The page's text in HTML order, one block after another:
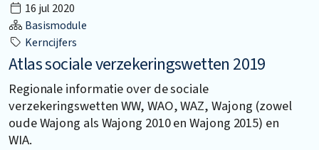
16 jul 2020
Basismodule
Kerncijfers
Atlas sociale verzekeringswetten 2019
Regionale informatie over de sociale
verzekeringswetten WW, WAO, WAZ, Wajong (zowel
oude Wajong als Wajong 2010 en Wajong 2015) en
WIA.